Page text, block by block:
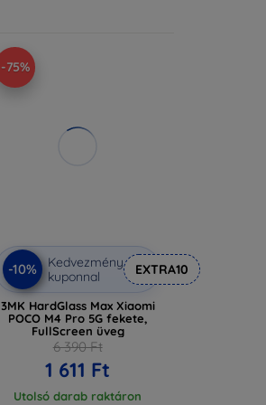
-75%
-10%
Kedvezmény
kuponnal
EXTRA10
3MK HardGlass Max Xiaomi
POCO M4 Pro 5G fekete,
FullScreen üveg
6 390 Ft
1 611 Ft
Utolsó darab raktáron